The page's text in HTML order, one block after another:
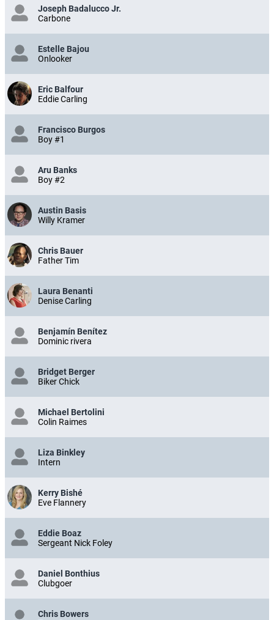
Joseph Badalucco Jr.
Carbone
Estelle Bajou
Onlooker
Eric Balfour
Eddie Carling
Francisco Burgos
Boy #1
Aru Banks
Boy #2
Austin Basis
Willy Kramer
Chris Bauer
Father Tim
Laura Benanti
Denise Carling
Benjamín Benítez
Dominic rivera
Bridget Berger
Biker Chick
Michael Bertolini
Colin Raimes
Liza Binkley
Intern
Kerry Bishé
Eve Flannery
Eddie Boaz
Sergeant Nick Foley
Daniel Bonthius
Clubgoer
Chris Bowers